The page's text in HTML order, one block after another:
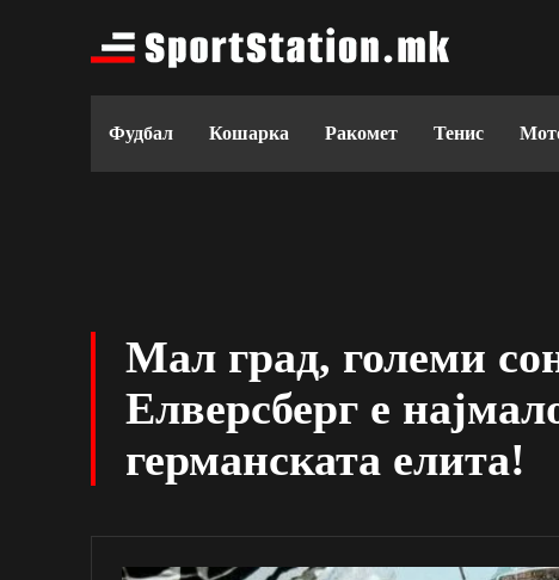
Фудбал Кошарка Ракомет Тенис
Мал град, големи
Елверсберг е
германската елита!